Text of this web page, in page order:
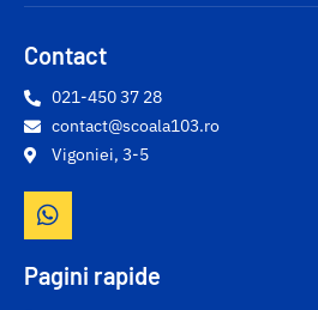
Contact
021-450 37 28
contact@scoala103.ro
Vigoniei, 3-5
Pagini rapide